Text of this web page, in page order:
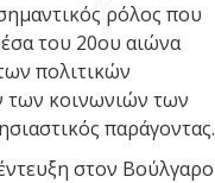
ρόλος που
του 20ου αιώνα
πολιτικών
των κοινωνιών των
παράγοντας.
στον Βούλγαρο